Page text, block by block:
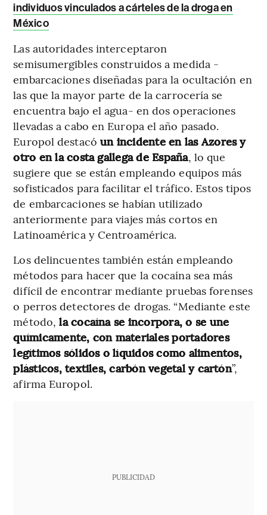
individuos vinculados a cárteles de la droga en
México
Las autoridades interceptaron
semisumergibles construidos a medida -
embarcaciones diseñadas para la ocultación en
las que la mayor parte de la carrocería se
encuentra bajo el agua- en dos operaciones
llevadas a cabo en Europa el año pasado.
Europol destacó un incidente en las Azores y
otro en la costa gallega de España, lo que
sugiere que se están empleando equipos más
sofisticados para facilitar el tráfico. Estos tipos
de embarcaciones se habían utilizado
anteriormente para viajes más cortos en
Latinoamérica y Centroamérica.
Los delincuentes también están empleando
métodos para hacer que la cocaína sea más
difícil de encontrar mediante pruebas forenses
o perros detectores de drogas. “Mediante este
método, la cocaína se incorpora, o se une
químicamente, con materiales portadores
legítimos sólidos o líquidos como alimentos,
plásticos, textiles, carbón vegetal y cartón”,
afirma Europol.
PUBLICIDAD